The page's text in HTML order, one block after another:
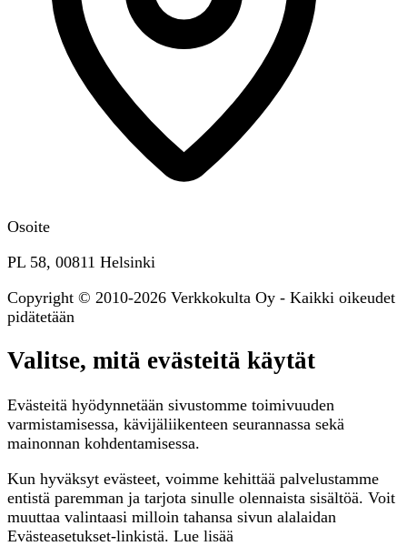
Osoite
PL 58, 00811 Helsinki
Copyright © 2010-2026 Verkkokulta Oy - Kaikki oikeudet
pidätetään
Valitse, mitä evästeitä käytät
Evästeitä hyödynnetään sivustomme toimivuuden
varmistamisessa, kävijäliikenteen seurannassa sekä
mainonnan kohdentamisessa.
Kun hyväksyt evästeet, voimme kehittää palvelustamme
entistä paremman ja tarjota sinulle olennaista sisältöä. Voit
muuttaa valintaasi milloin tahansa sivun alalaidan
Evästeasetukset-linkistä. Lue lisää